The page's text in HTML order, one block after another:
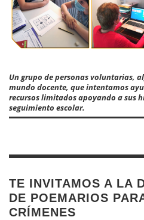
Un grupo de personas voluntarias,
mundo docente, que intentamos
recursos limitados apoyando a sus
seguimiento escolar.
TE INVITAMOS A LA
DE POEMARIOS
CRÍMENES